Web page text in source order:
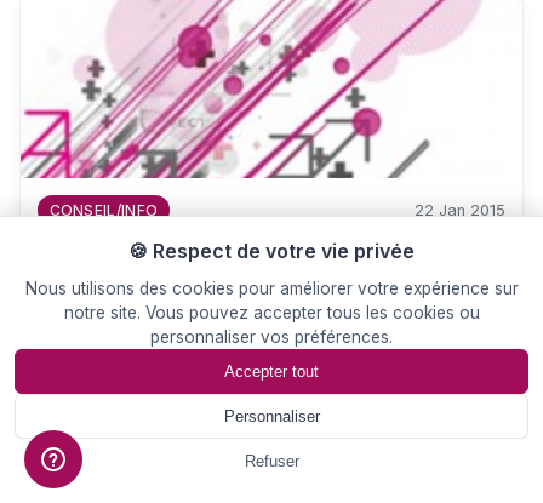
CONSEIL/INFO 22 Jan 2015
3.2.1. VECTORISEZ !
La vectorisation consiste à transformer une image
constituée de pixels en un objet…
🍪 Respect de votre vie privée
Nous utilisons des cookies pour améliorer votre expérience sur
notre site. Vous pouvez accepter tous les cookies ou
personnaliser vos préférences.
Accepter tout
Personnaliser
Refuser